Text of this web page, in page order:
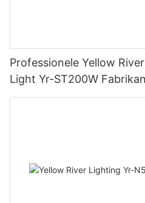
Professionele Yellow
Light Yr-ST200W